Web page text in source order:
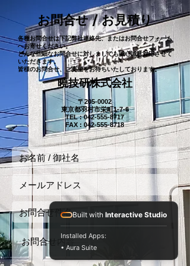
お問合せ / お見積り
各種お問合せは下記弊社連絡先、またはお問合せフォーム
へお寄せください。
どんな些細なお問合せに対しましても​誠心誠意対応させて
いただきます。
​皆様のお問合せ、ご要望をお待ちいたしております。
​曉技研株式会社
〒205-0002
東京都羽村市栄町1-7-6
TEL :042-555-8717
FAX : 042-555-8718
Built with Interactive Studio
Installed Apps:
• Aura Suite